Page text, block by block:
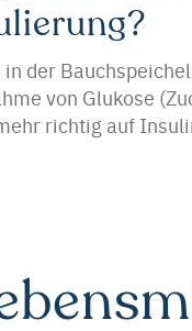
der
von Glukose
richtig auf